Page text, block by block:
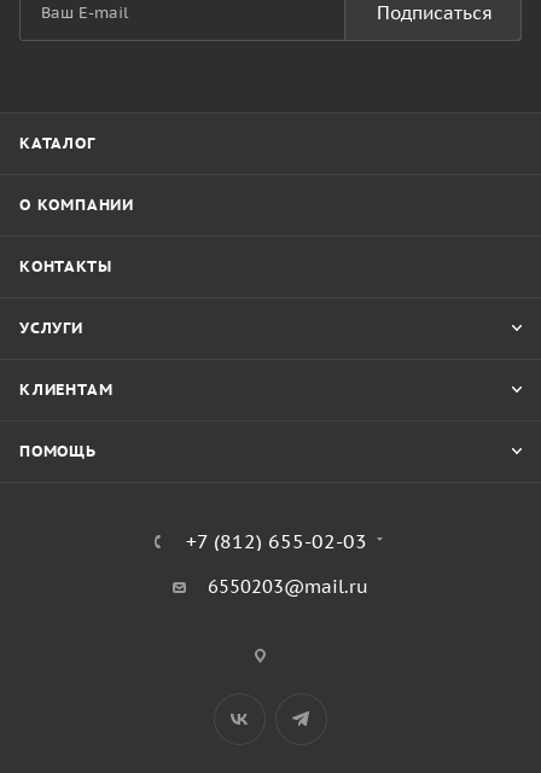
Подписаться
КАТАЛОГ
О КОМПАНИИ
КОНТАКТЫ
УСЛУГИ
КЛИЕНТАМ
ПОМОЩЬ
+7 (812) 655-02-03
6550203@mail.ru